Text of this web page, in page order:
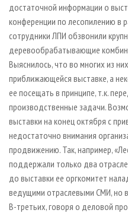
достаточной информации о
конференции по лесопилению в
сотрудники ЛПИ обзвонили
деревообрабатывающие
Выяснилось, что во многих из
приближающейся выставке, а
ее посещать в принципе, т.к.
производственные задачи.
выставки на конец октября с
недостаточно внимания
продвижению. Так, например,
поддержали только два
до выставки ее оргкомитет
ведущими отраслевыми СМИ, но
В-третьих, говоря о деловой